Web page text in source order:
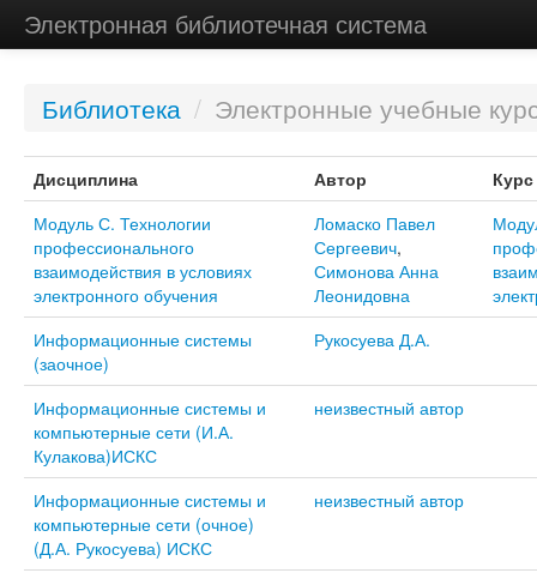
Электронная библиотечная система
Библиотека / Электронные учебные
Дисциплина Автор
Курс
Модуль С. Технологии
профессионального
взаимодействия в условиях
электронного обучения
Ломаско Павел
Сергеевич,
Симонова Анна
Леонидовна
Информационные системы
(заочное)
Рукосуева Д.А.
Информационные системы и
компьютерные сети (И.А.
Кулакова)ИСКС
неизвестный автор
Информационные системы и
компьютерные сети (очное)
(Д.А. Рукосуева) ИСКС
неизвестный автор